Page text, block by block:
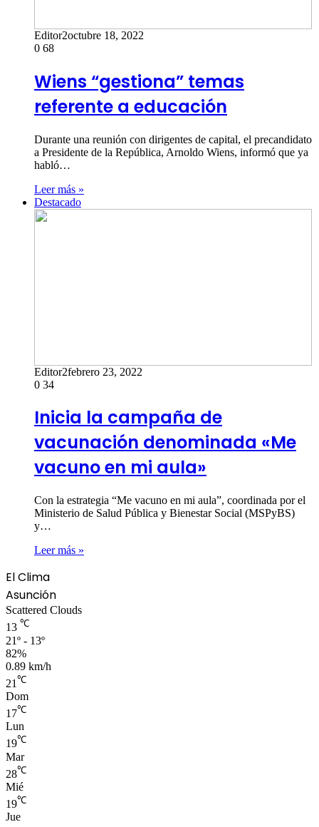
Editor2octubre 18, 2022
0 68
Wiens “gestiona” temas
referente a educación
Durante una reunión con dirigentes de capital, el precandidato
a Presidente de la República, Arnoldo Wiens, informó que ya
habló…
Leer más »
Destacado
Editor2febrero 23, 2022
0 34
Inicia la campaña de
vacunación denominada «Me
vacuno en mi aula»
Con la estrategia “Me vacuno en mi aula”, coordinada por el
Ministerio de Salud Pública y Bienestar Social (MSPyBS)
y…
Leer más »
El Clima
Asunción
Scattered Clouds
13 ℃
21º - 13º
82%
0.89 km/h
21 ℃
Dom
17℃
Lun
19℃
Mar
28℃
Mié
19℃
Jue